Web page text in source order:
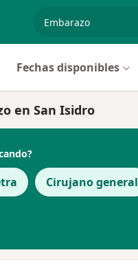
Fechas disponibles
en San Isidro
Cirujano general